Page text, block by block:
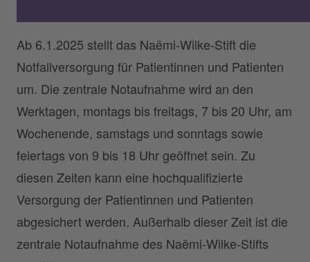
Ab 6.1.2025 stellt das Naëmi-Wilke-Stift die
Notfallversorgung für Patientinnen und Patienten
um. Die zentrale Notaufnahme wird an den
Werktagen, montags bis freitags, 7 bis 20 Uhr, am
Wochenende, samstags und sonntags sowie
feiertags von 9 bis 18 Uhr geöffnet sein. Zu
diesen Zeiten kann eine hochqualifizierte
Versorgung der Patientinnen und Patienten
abgesichert werden. Außerhalb dieser Zeit ist die
zentrale Notaufnahme des Naëmi-Wilke-Stifts